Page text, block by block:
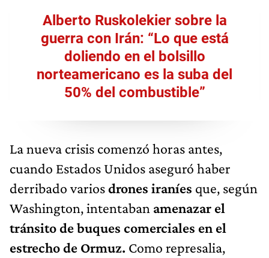
Alberto Ruskolekier sobre la
guerra con Irán: “Lo que está
doliendo en el bolsillo
norteamericano es la suba del
50% del combustible”
La nueva crisis comenzó horas antes,
cuando Estados Unidos aseguró haber
derribado variosdrones iraníes que, según
Washington, intentaban amenazar el
tránsito de buques comerciales en el
estrecho de Ormuz. Como represalia,